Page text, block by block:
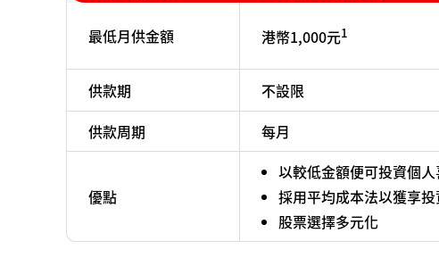
最低月供金額 港幣1,000元1
供款期
不設限
供款周期 每月
優點
以較低金額便可投資個
採用平均成本法以獲享
股票選擇多元化